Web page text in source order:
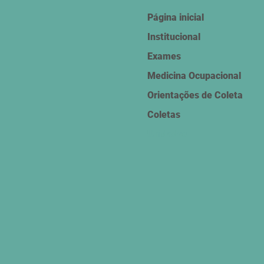
Página inicial
Institucional
Exames
Medicina Ocupacional
Orientações de Coleta
Coletas